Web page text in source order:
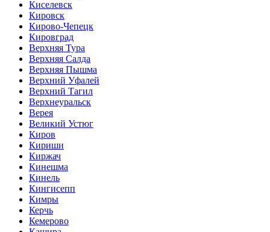
Киселевск
Кировск
Кирово-Чепецк
Кировград
Верхняя Тура
Верхняя Салда
Верхняя Пышма
Верхний Уфалей
Верхний Тагил
Верхнеуральск
Верея
Великий Устюг
Киров
Кириши
Киржач
Кинешма
Кинель
Кингисепп
Кимры
Керчь
Кемерово